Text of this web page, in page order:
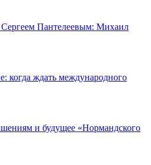
Сергеем Пантелеевым: Михаил
когда ждать международного
и будущее «Нормандского